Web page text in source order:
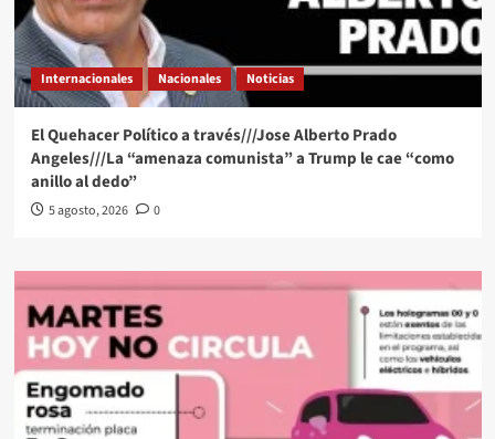
Internacionales Nacionales Noticias
El Quehacer Político a través///Jose Alberto Prado
Angeles///La “amenaza comunista” a Trump le cae “como
anillo al dedo”
5 agosto, 2026 0